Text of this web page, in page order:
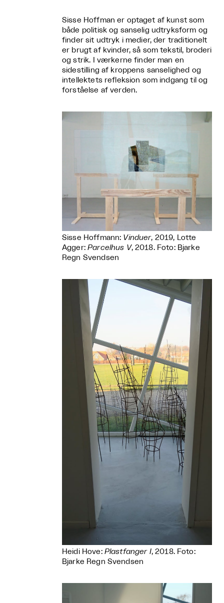
Sisse Hoffman er optaget af kunst som
både politisk og sanselig udtryksform og
finder sit udtryk i medier, der traditionelt
er brugt af kvinder, så som tekstil, broderi
og strik. I værkerne finder man en
sidestilling af kroppens sanselighed og
intellektets refleksion som indgang til og
forståelse af verden.
Sisse Hoffmann: Vinduer, 2019, Lotte
Agger:Parcelhus V, 2018. Foto: Bjarke
Regn Svendsen
Heidi Hove: Plastfanger I, 2018. Foto:
Bjarke Regn Svendsen